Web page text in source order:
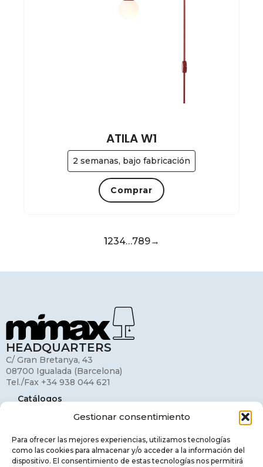
Gestionar consentimiento
Para ofrecer las mejores experiencias, utilizamos tecnologías
como las cookies para almacenar y/o acceder a la información del
dispositivo. El consentimiento de estas tecnologías nos permitirá
2 semanas, bajo fabricación
ATILA W1
Comprar
1234…789→
HEADQUARTERS
C/ Gran Bretanya, 43
08700 Igualada (Barcelona)
Tel./Fax +34 938 044 621
Catálogos
Contacto
Aviso legal